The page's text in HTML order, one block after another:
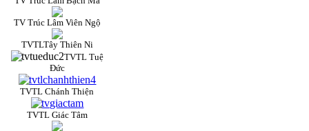
TV Trúc Lâm Viên Ngộ
TVTLTây Thiên Ni
TVTL Tuệ
Đức
TVTL Chánh Thiện
TVTL Giác Tâm